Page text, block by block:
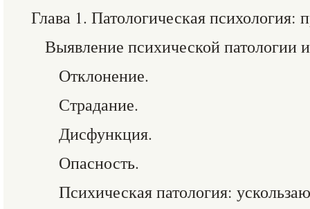
Глава 1. Патологическая психология:
Выявление психической патологии
Отклонение.
Страдание.
Дисфункция.
Опасность.
Психическая патология: